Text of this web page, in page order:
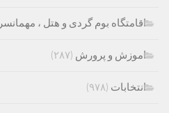
اقامتگاه بوم گردی و هتل ، مهمانسرا
اموزش و پرورش (۲۸۷)
انتخابات (۹۷۸)